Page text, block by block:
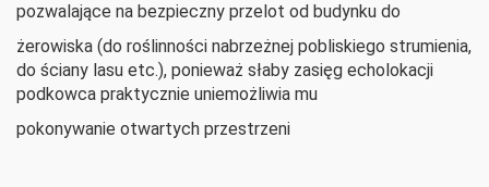
pozwalające na bezpieczny przelot od budynku do
żerowiska (do roślinności nabrzeżnej pobliskiego strumienia,
do ściany lasu etc.), ponieważ słaby zasięg echolokacji
podkowca praktycznie uniemożliwia mu
pokonywanie otwartych przestrzeni